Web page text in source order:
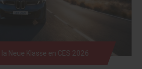
la Neue Klasse en CES 2026